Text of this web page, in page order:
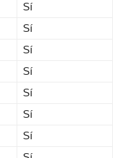
Sí
Sí
Sí
Sí
Sí
Sí
Sí